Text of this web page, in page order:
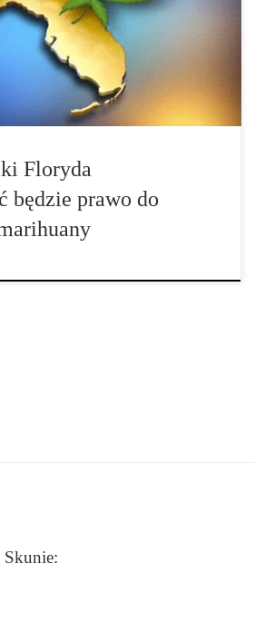
jest od teraz legalna na
Association, grupa, która nie do końca
mówi, że wciąż ma obawy i żyje
ich wysłucha. „Nie sądziliśmy, że to […]
Floryda
będzie prawo do